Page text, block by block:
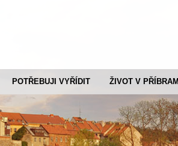
POTŘEBUJI VYŘÍDIT ŽIVOT V PŘÍBRAMI